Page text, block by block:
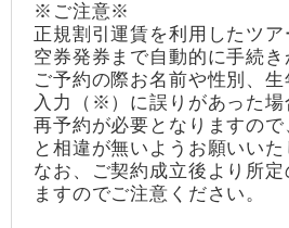
※ご注意※
正規割引運賃を利用したツ
空券発券まで自動的に手続き
ご予約の際お名前や性別、
入力（※）に誤りがあった場
再予約が必要となりますの
と相違が無いようお願いいた
なお、ご契約成立後より所
ますのでご注意ください。